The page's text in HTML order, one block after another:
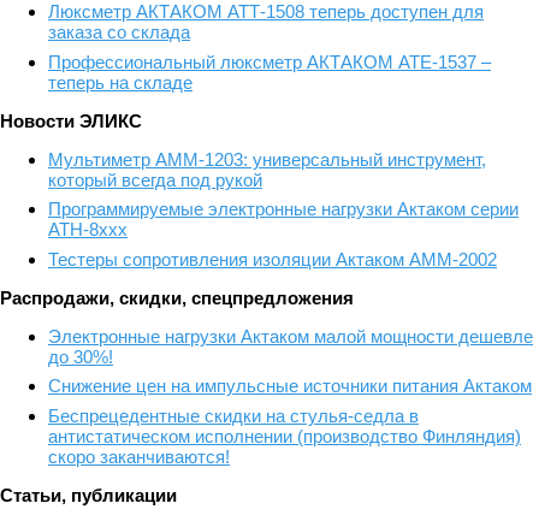
Люксметр АКТАКОМ АТТ-1508 теперь доступен для
заказа со склада
Профессиональный люксметр АКТАКОМ АТЕ-1537 –
теперь на складе
Новости ЭЛИКС
Мультиметр АММ-1203: универсальный инструмент,
который всегда под рукой
Программируемые электронные нагрузки Актаком серии
АТН-8ххх
Тестеры сопротивления изоляции Актаком АММ-2002
Распродажи, скидки, спецпредложения
Электронные нагрузки Актаком малой мощности дешевле
до 30%!
Снижение цен на импульсные источники питания Актаком
Беспрецедентные скидки на стулья-седла в
антистатическом исполнении (производство Финляндия)
скоро заканчиваются!
Статьи, публикации